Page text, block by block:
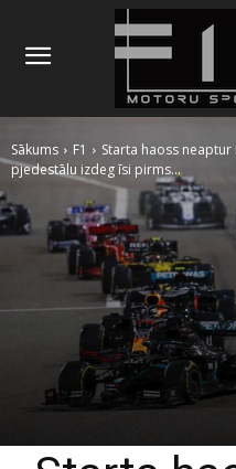
Sākums F1
Starta haoss
pjedestālu izdeg īsi pirms...